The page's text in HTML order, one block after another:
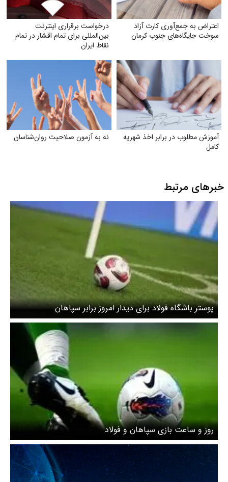
اعتراض به جمع‌آوری کارت آزاد
سوخت جایگاه‌های جنوب کرمان
درخواست برقراری اینترنت
بین‌المللی برای تمام اقشار در تمام
نقاط ایران
آموزش مطلوب در برابر اخذ شهریه
کامل
نه به آزمون صلاحیت روان‌شناسان
خبرهای مرتبط
پوستر باشگاه فولاد برای دیدار امروز برابر سپاهان
روز و ساعت بازی سپاهان و فولاد